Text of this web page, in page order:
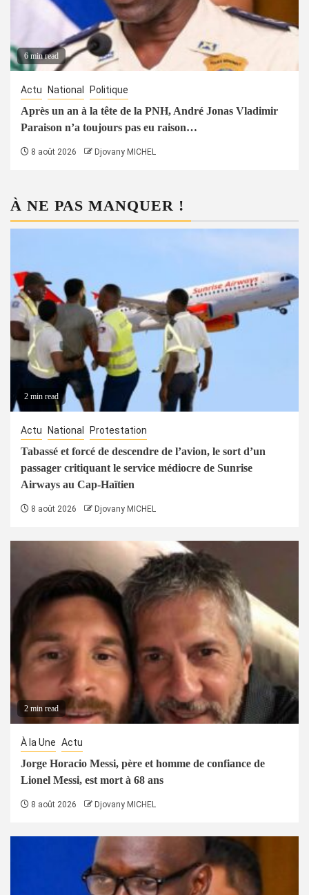
6 min read
Actu National Politique
Après un an à la tête de la PNH, André Jonas Vladimir
Paraison n’a toujours pas eu raison…
8 août 2026 Djovany MICHEL
À NE PAS MANQUER !
2 min read
Actu National Protestation
Tabassé et forcé de descendre de l’avion, le sort d’un
passager critiquant le service médiocre de Sunrise
Airways au Cap-Haïtien
8 août 2026 Djovany MICHEL
2 min read
À la Une Actu
Jorge Horacio Messi, père et homme de confiance de
Lionel Messi, est mort à 68 ans
8 août 2026 Djovany MICHEL